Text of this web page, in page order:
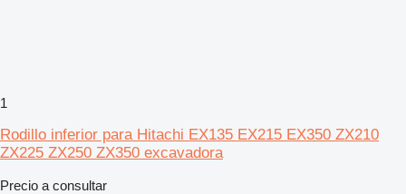
1
Rodillo inferior para Hitachi EX135 EX215 EX350 ZX210
ZX225 ZX250 ZX350 excavadora
Precio a consultar